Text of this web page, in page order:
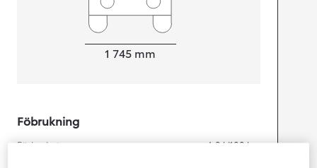
Width
1 745 mm
Föbrukning
Förbrukning 4,2 l/100 km